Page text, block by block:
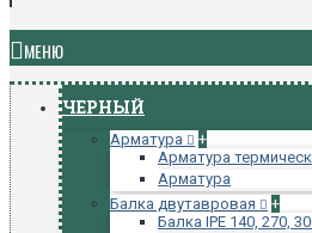
МЕНЮ
ЧЕРНЫЙ
Арматура
+
Арматура
Арматура
Балка двутавровая
+
Балка IPE 140, 270,